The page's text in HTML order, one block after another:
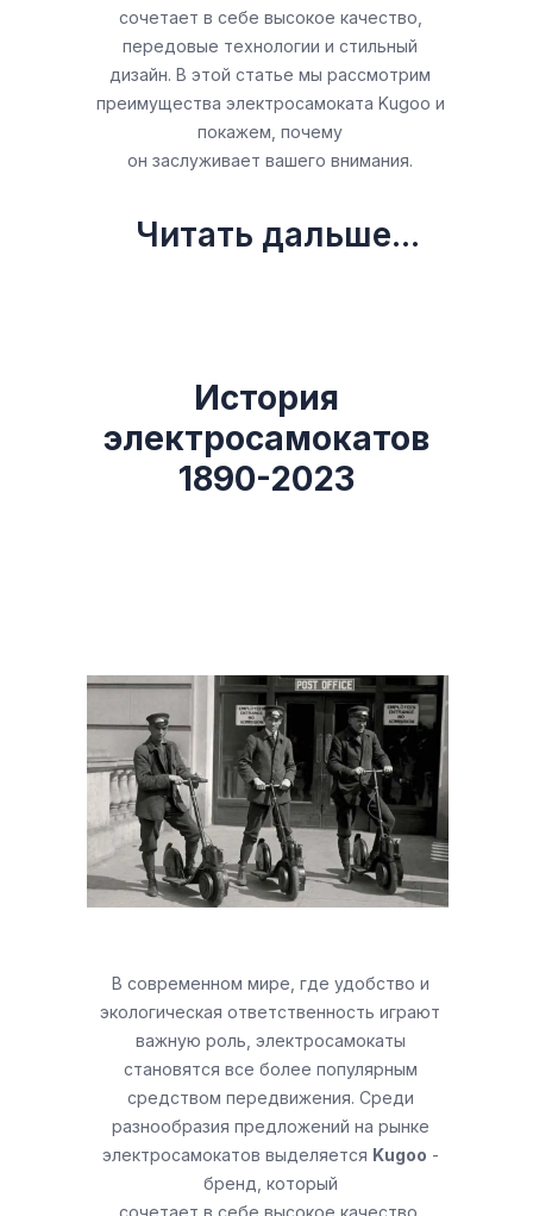
сочетает в себе высокое качество,
передовые технологии и стильный
дизайн. В этой статье мы рассмотрим
преимущества электросамоката Kugoo и
покажем, почему
он заслуживает вашего внимания.
Читать дальше...
В современном мире, где удобство и
экологическая ответственность играют
важную роль, электросамокаты
становятся все более популярным
средством передвижения. Среди
разнообразия предложений на рынке
электросамокатов выделяется Kugoo -
бренд, который
сочетает в себе высокое качество,
История
электросамокатов
1890-2023